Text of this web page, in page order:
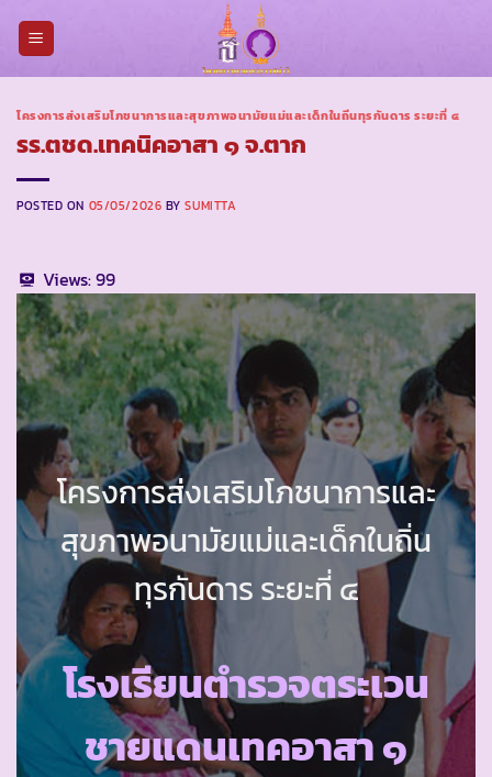
โครงการส่งเสริมโภชนาการและสุขภาพอนามัยแม่และเด็กในถิ่นทุรกันดาร ระยะที่ ๔
รร.ตชด.เทคนิคอาสา ๑ จ.ตาก
POSTED ON 05/05/2026 BYSUMITTA
Views:99
โครงการส่งเสริมโภชนาการและ
สุขภาพอนามัยแม่และเด็กในถิ่น
ทุรกันดาร ระยะที่ ๔
โรงเรียนตำรวจตระเวน
ชายแดนเทคอาสา ๑